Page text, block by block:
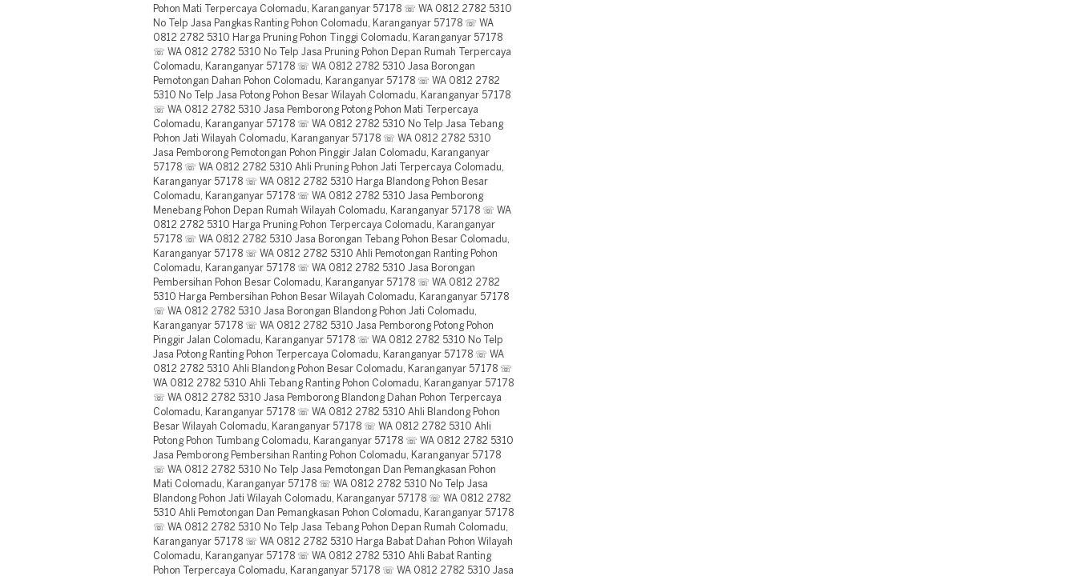
Pohon Mati Terpercaya Colomadu, Karanganyar 57178 ☏ WA 0812 2782 5310
No Telp Jasa Pangkas Ranting Pohon Colomadu, Karanganyar 57178 ☏ WA
0812 2782 5310 Harga Pruning Pohon Tinggi Colomadu, Karanganyar 57178
☏ WA 0812 2782 5310 No Telp Jasa Pruning Pohon Depan Rumah Terpercaya
Colomadu, Karanganyar 57178 ☏ WA 0812 2782 5310 Jasa Borongan
Pemotongan Dahan Pohon Colomadu, Karanganyar 57178 ☏ WA 0812 2782
5310 No Telp Jasa Potong Pohon Besar Wilayah Colomadu, Karanganyar 57178
☏ WA 0812 2782 5310 Jasa Pemborong Potong Pohon Mati Terpercaya
Colomadu, Karanganyar 57178 ☏ WA 0812 2782 5310 No Telp Jasa Tebang
Pohon Jati Wilayah Colomadu, Karanganyar 57178 ☏ WA 0812 2782 5310
Jasa Pemborong Pemotongan Pohon Pinggir Jalan Colomadu, Karanganyar
57178 ☏ WA 0812 2782 5310 Ahli Pruning Pohon Jati Terpercaya Colomadu,
Karanganyar 57178 ☏ WA 0812 2782 5310 Harga Blandong Pohon Besar
Colomadu, Karanganyar 57178 ☏ WA 0812 2782 5310 Jasa Pemborong
Menebang Pohon Depan Rumah Wilayah Colomadu, Karanganyar 57178 ☏ WA
0812 2782 5310 Harga Pruning Pohon Terpercaya Colomadu, Karanganyar
57178 ☏ WA 0812 2782 5310 Jasa Borongan Tebang Pohon Besar Colomadu,
Karanganyar 57178 ☏ WA 0812 2782 5310 Ahli Pemotongan Ranting Pohon
Colomadu, Karanganyar 57178 ☏ WA 0812 2782 5310 Jasa Borongan
Pembersihan Pohon Besar Colomadu, Karanganyar 57178 ☏ WA 0812 2782
5310 Harga Pembersihan Pohon Besar Wilayah Colomadu, Karanganyar 57178
☏ WA 0812 2782 5310 Jasa Borongan Blandong Pohon Jati Colomadu,
Karanganyar 57178 ☏ WA 0812 2782 5310 Jasa Pemborong Potong Pohon
Pinggir Jalan Colomadu, Karanganyar 57178 ☏ WA 0812 2782 5310 No Telp
Jasa Potong Ranting Pohon Terpercaya Colomadu, Karanganyar 57178 ☏ WA
0812 2782 5310 Ahli Blandong Pohon Besar Colomadu, Karanganyar 57178 ☏
WA 0812 2782 5310 Ahli Tebang Ranting Pohon Colomadu, Karanganyar 57178
☏ WA 0812 2782 5310 Jasa Pemborong Blandong Dahan Pohon Terpercaya
Colomadu, Karanganyar 57178 ☏ WA 0812 2782 5310 Ahli Blandong Pohon
Besar Wilayah Colomadu, Karanganyar 57178 ☏ WA 0812 2782 5310 Ahli
Potong Pohon Tumbang Colomadu, Karanganyar 57178 ☏ WA 0812 2782 5310
Jasa Pemborong Pembersihan Ranting Pohon Colomadu, Karanganyar 57178
☏ WA 0812 2782 5310 No Telp Jasa Pemotongan Dan Pemangkasan Pohon
Mati Colomadu, Karanganyar 57178 ☏ WA 0812 2782 5310 No Telp Jasa
Blandong Pohon Jati Wilayah Colomadu, Karanganyar 57178 ☏ WA 0812 2782
5310 Ahli Pemotongan Dan Pemangkasan Pohon Colomadu, Karanganyar 57178
☏ WA 0812 2782 5310 No Telp Jasa Tebang Pohon Depan Rumah Colomadu,
Karanganyar 57178 ☏ WA 0812 2782 5310 Harga Babat Dahan Pohon Wilayah
Colomadu, Karanganyar 57178 ☏ WA 0812 2782 5310 Ahli Babat Ranting
Pohon Terpercaya Colomadu, Karanganyar 57178 ☏ WA 0812 2782 5310 Jasa